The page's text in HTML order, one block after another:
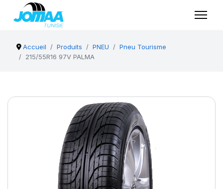
Accueil Produits PNEU
Pneu Tourisme
215/55R16 97V PALMA